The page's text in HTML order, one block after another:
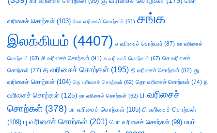
வரிசைச் சொற்கள் (103) கோ வரிசைச் சொற்கள் (61) சங்க
இலக்கியம் (4407) ச வரிசைச் சொற்கள் (87) சா வரிசைச்
சொற்கள் (68) சி வரிசைச் சொற்கள் (91) சு வரிசைச் சொற்கள் (67) செ வரிசைச்
சொற்கள் (77) த வரிசைச் சொற்கள் (195) தி வரிசைச் சொற்கள் (82) து
வரிசைச் சொற்கள் (104) தெ வரிசைச் சொற்கள் (62) தொ வரிசைச் சொற்கள் (74) ந
வரிசைச் சொற்கள் (125) நா வரிசைச் சொற்கள் (62) ப வரிசைச்
சொற்கள் (378) பா வரிசைச் சொற்கள் (105) பி வரிசைச் சொற்கள்
(109) பு வரிசைச் சொற்கள் (201) பொ வரிசைச் சொற்கள் (99) மரம்